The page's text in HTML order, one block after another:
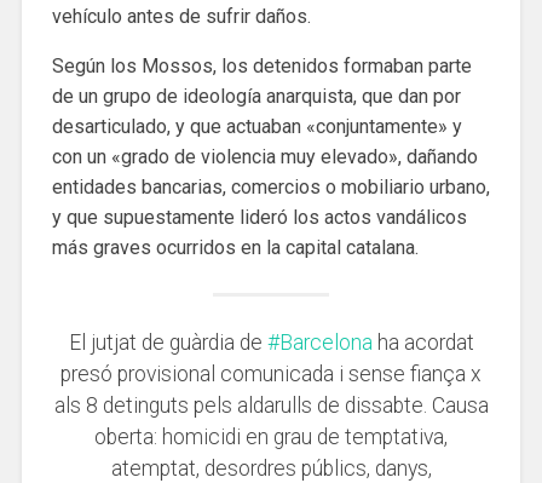
vehículo antes de sufrir daños.
Según los Mossos, los detenidos formaban parte
de un grupo de ideología anarquista, que dan por
desarticulado, y que actuaban «conjuntamente» y
con un «grado de violencia muy elevado», dañando
entidades bancarias, comercios o mobiliario urbano,
y que supuestamente lideró los actos vandálicos
más graves ocurridos en la capital catalana.
El jutjat de guàrdia de #Barcelona ha acordat
presó provisional comunicada i sense fiança x
als 8 detinguts pels aldarulls de dissabte. Causa
oberta: homicidi en grau de temptativa,
atemptat, desordres públics, danys,